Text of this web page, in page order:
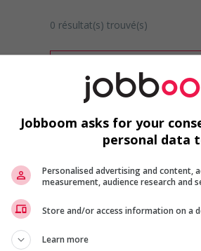
0 résultat(s) trouvé(s)
Désolé, cette
Veuillez faire une
Vous pouvez en
ou chercher un
inscrivantcomme
Jobboom asks for your
personal data
Personalised advertising and content,
measurement, audience research and
Store and/or access information on a
Learn more